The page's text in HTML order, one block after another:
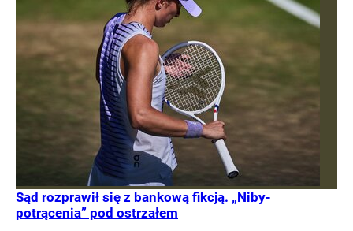
Sąd rozprawił się z bankową fikcją. „Niby-
potrącenia” pod ostrzałem